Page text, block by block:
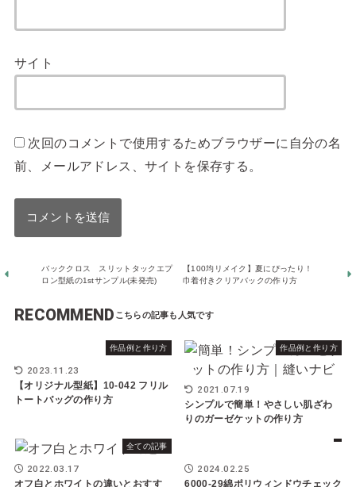
サイト
次回のコメントで使用するためブラウザーに自分の名
前、メールアドレス、サイトを保存する。
バッククロス スリットタックエプ
ロン型紙の1stサンプル(未発売)
【100均リメイク】夏にぴったり！
巾着付きクリアバックの作り方
RECOMMEND
作品例と作り方
2023.11.23
【オリジナル型紙】10-042 フリル
トートバッグの作り方
作品例と作り方
2021.07.19
シンプルで簡単！やさしい肌ざわ
りのガーゼケットの作り方
全ての記事
2022.03.17
オフ白とホワイトの違いとおすす
2024.02.25
6000-29綿ポリウィンドウチェック